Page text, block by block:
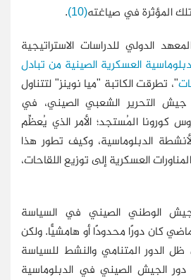
تلك المؤثرة في صياغته(10)
.
الدولي للدراسات الاستراتيجية
العسكرية الصينية من تبادل
"، تطرقت الكاتبة "ميا نوينز" لتتناول
جيش التحرير الشعبي الصيني، في
كورونا المُستجد؛ الأمر الذي يُعظِّم
الدبلوماسية، وكيف تطور هذا
العسكرية إلى توزيع اللقاحات،
الوطني الصيني في السياسة
كان دورًا محدودًا أو هامشيًّا. ولكن
الدور المتنامي والنشط للسياسة
دور الجيش الصيني في الدبلوماسية